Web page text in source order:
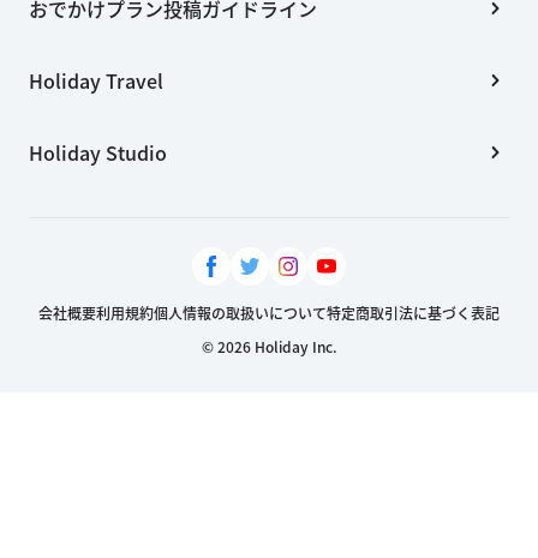
おでかけプラン投稿ガイドライン
Holiday Travel
Holiday Studio
会社概要利用規約個人情報の取扱いについて特定商取引法に基づく表記
© 2026 Holiday Inc.